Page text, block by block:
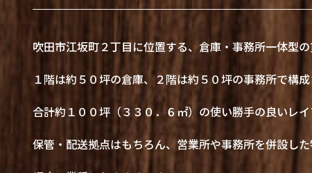
吹田市江坂町２丁目に位置する、倉庫・事務所一体型の
１階は約５０坪の倉庫、２階は約５０坪の事務所で構成
合計約１００坪（３３０．６㎡）の使い勝手の良いレイ
保管・配送拠点はもちろん、営業所や事務所を併設し